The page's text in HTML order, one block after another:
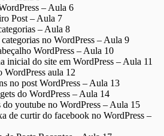
– Aula 6
Post – Aula 7
– Aula 8
no WordPress – Aula 9
WordPress – Aula 10
inicial do site em WordPress – Aula 11
aula 12
no post WordPress – Aula 13
do WordPress – Aula 14
youtube no WordPress – Aula 15
de curtir do facebook no WordPress –